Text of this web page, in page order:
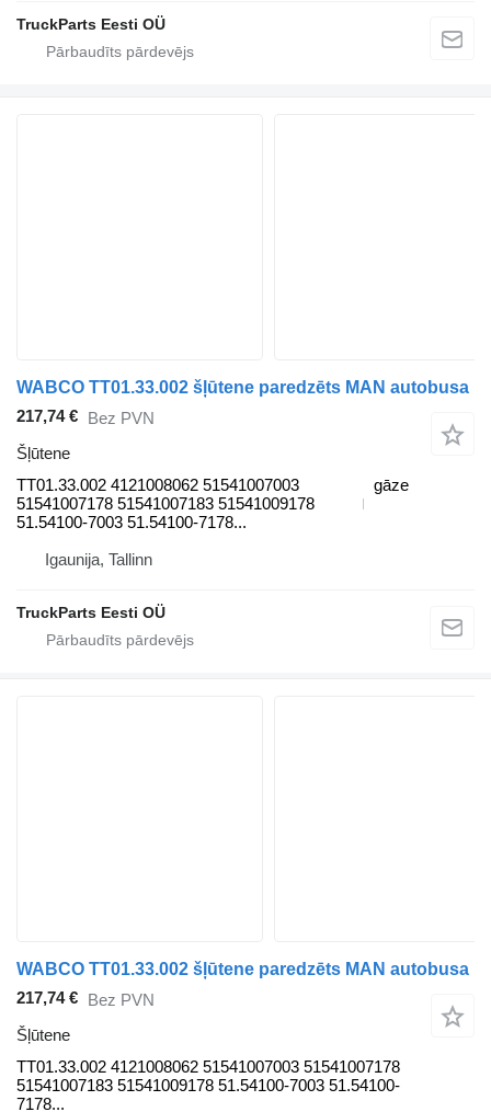
TruckParts Eesti OÜ
WABCO TT01.33.002 šļūtene paredzēts MAN autobusa
217,74 € Bez PVN
Šļūtene
TT01.33.002 4121008062 51541007003
51541007178 51541007183 51541009178
51.54100-7003 51.54100-7178...
gāze
Igaunija, Tallinn
TruckParts Eesti OÜ
WABCO TT01.33.002 šļūtene paredzēts MAN autobusa
217,74 € Bez PVN
Šļūtene
TT01.33.002 4121008062 51541007003 51541007178
51541007183 51541009178 51.54100-7003 51.54100-
7178...